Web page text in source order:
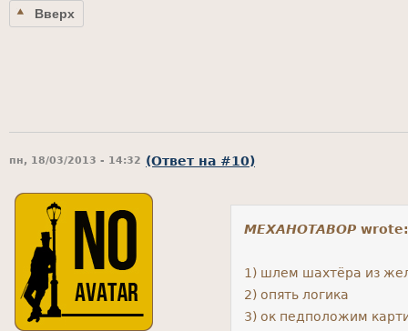
Вверх
пн, 18/03/2013 - 14:32 (Ответ на #10)
MEXAHOTABOP wrote:
1) шлем шахтёра из
2) опять логика
3) ок педположим